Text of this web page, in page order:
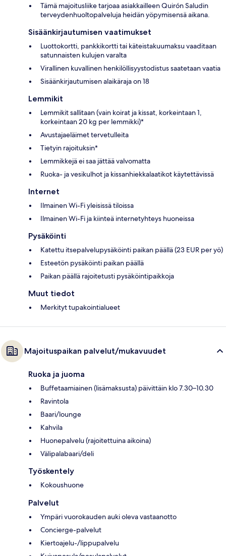
Tämä majoitusliike tarjoaa asiakkailleen Quirón Saludin
terveydenhuoltopalveluja heidän yöpymisensä aikana.
Sisäänkirjautumisen vaatimukset
Luottokortti, pankkikortti tai käteistakuumaksu vaaditaan
satunnaisten kulujen varalta
Virallinen kuvallinen henkilöllisyystodistus saatetaan vaatia
Sisäänkirjautumisen alaikäraja on 18
Lemmikit
Lemmikit sallitaan (vain koirat ja kissat, korkeintaan 1,
korkeintaan 20 kg per lemmikki)*
Avustajaeläimet tervetulleita
Tietyin rajoituksin*
Lemmikkejä ei saa jättää valvomatta
Ruoka- ja vesikulhot ja kissanhiekkalaatikot käytettävissä
Internet
Ilmainen Wi-Fi yleisissä tiloissa
Ilmainen Wi-Fi ja kiinteä internetyhteys huoneissa
Pysäköinti
Katettu itsepalvelupysäköinti paikan päällä (23 EUR per yö)
Esteetön pysäköinti paikan päällä
Paikan päällä rajoitetusti pysäköintipaikkoja
Muut tiedot
Merkityt tupakointialueet
Majoituspaikan palvelut/mukavuudet
Ruoka ja juoma
Buffetaamiainen (lisämaksusta) päivittäin klo 7.30–10.30
Ravintola
Baari/lounge
Kahvila
Huonepalvelu (rajoitettuina aikoina)
Välipalabaari/deli
Työskentely
Kokoushuone
Palvelut
Ympäri vuorokauden auki oleva vastaanotto
Concierge-palvelut
Kiertoajelu-/lippupalvelu